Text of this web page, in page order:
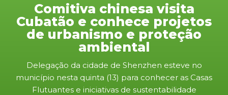
Comitiva chinesa visita
Cubatão e conhece projetos
de urbanismo e proteção
ambiental
Delegação da cidade de Shenzhen esteve no
município nesta quinta (13) para conhecer as Casas
Flutuantes e iniciativas de sustentabilidade